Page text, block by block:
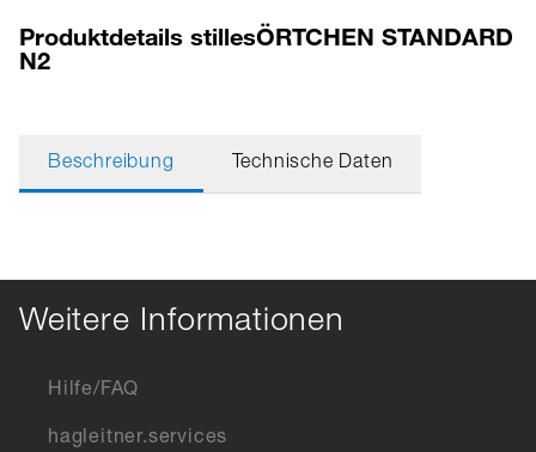
Produktdetails stillesÖRTCHEN STANDARD
N2
Beschreibung Technische Daten
Weitere Informationen
Hilfe/FAQ
hagleitner.services